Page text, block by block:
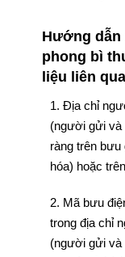
Hướng dẫn
phong bì
liệu liên
1. Địa chỉ
(người gửi và
ràng trên bưu
hóa) hoặc
2. Mã bưu
trong địa chỉ
(người gửi và